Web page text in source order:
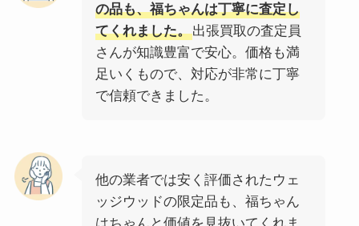
の品も、福ちゃんは丁寧に査定し
てくれました。出張買取の査定員
さんが知識豊富で安心。価格も満
足いくもので、対応が非常に丁寧
で信頼できました。
他の業者では安く評価されたウェ
ッジウッドの限定品も、福ちゃん